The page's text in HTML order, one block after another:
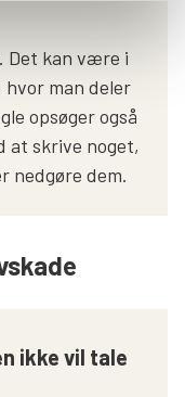
Det kan være i
man deler
opsøger også
at skrive noget,
nedgøre dem.
ikke vil tale